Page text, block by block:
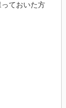
ておいた方